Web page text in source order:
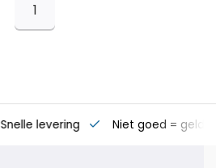
1
Snelle levering Niet goed = geld